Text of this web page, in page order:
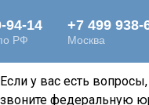
Если у вас есть
звоните федеральную